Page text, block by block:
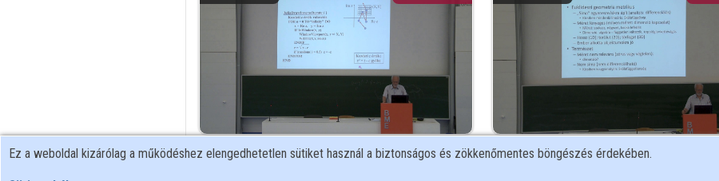
Számítógépes grafika - 2018. tavasz - 18.
Számítógépes grafika - 2018. tavasz - 17.
Ez a weboldal kizárólag a működéshez elengedhetetlen sütiket használ a biztonságos és zökkenőmentes böngészés érdekében.